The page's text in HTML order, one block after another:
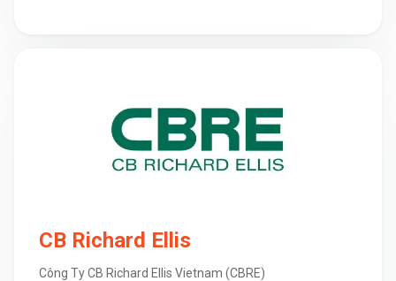
CB Richard Ellis
Công Ty CB Richard Ellis Vietnam (CBRE)